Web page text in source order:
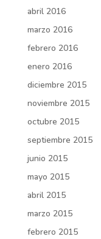
abril 2016
marzo 2016
febrero 2016
enero 2016
diciembre 2015
noviembre 2015
octubre 2015
septiembre 2015
junio 2015
mayo 2015
abril 2015
marzo 2015
febrero 2015